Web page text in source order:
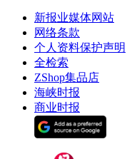
新报业媒体网站
网络条款
个人资料保护声明
全检索
ZShop集品店
海峡时报
商业时报